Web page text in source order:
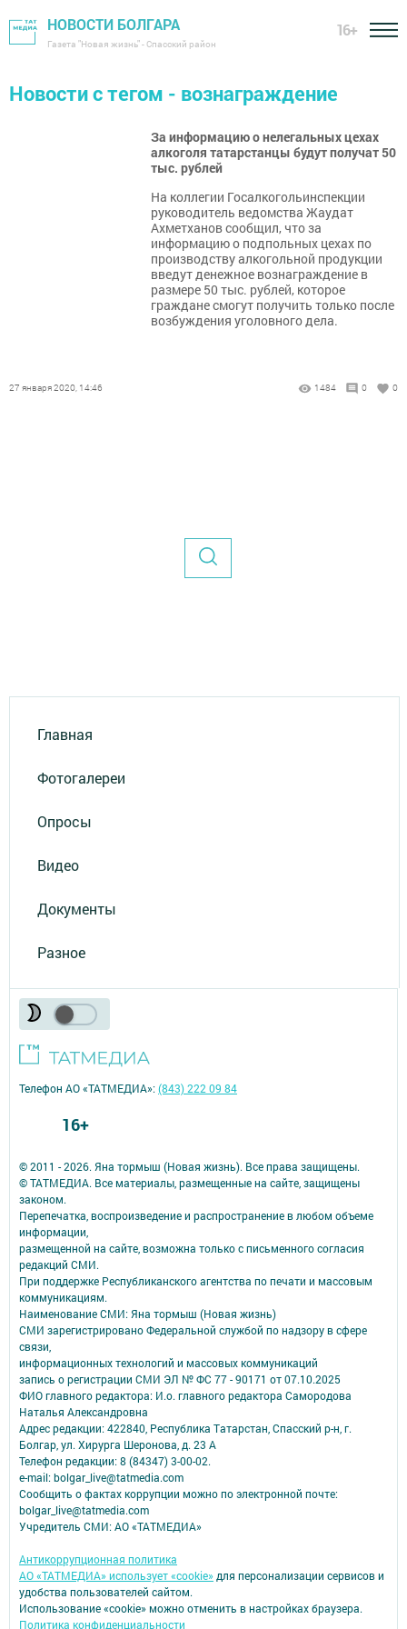
НОВОСТИ БОЛГАРА
Газета "Новая жизнь" - Спасский район
16+
Новости с тегом - вознаграждение
За информацию о нелегальных цехах
алкоголя татарстанцы будут получат 50
тыс. рублей
На коллегии Госалкогольинспекции
руководитель ведомства Жаудат
Ахметханов сообщил, что за
информацию о подпольных цехах по
производству алкогольной продукции
введут денежное вознаграждение в
размере 50 тыс. рублей, которое
граждане смогут получить только после
возбуждения уголовного дела.
27 января 2020, 14:46 1484 0 0
Главная
Фотогалереи
Опросы
Видео
Документы
Разное
© 2011 - 2026. Яна тормыш (Новая жизнь). Все права защищены.
© ТАТМЕДИА. Все материалы, размещенные на сайте, защищены
законом.
Перепечатка, воспроизведение и распространение в любом объеме
информации,
размещенной на сайте, возможна только с письменного согласия
редакций СМИ.
При поддержке Республиканского агентства по печати и массовым
коммуникациям.
Наименование СМИ: Яна тормыш (Новая жизнь)
СМИ зарегистрировано Федеральной службой по надзору в сфере
связи,
информационных технологий и массовых коммуникаций
запись о регистрации СМИ ЭЛ № ФС 77 - 90171 от 07.10.2025
ФИО главного редактора: И.о. главного редактора Самородова
Наталья Александровна
Адрес редакции: 422840, Республика Татарстан, Спасский р-н, г.
Болгар, ул. Хирурга Шеронова, д. 23 А
Телефон редакции: 8 (84347) 3-00-02.
e-mail: bolgar_live@tatmedia.com
Сообщить о фактах коррупции можно по электронной почте:
bolgar_live@tatmedia.com
Учредитель СМИ: АО «ТАТМЕДИА»
Антикоррупционная политика
АО «ТАТМЕДИА» использует «cookie»для персонализации сервисов и
удобства пользователей сайтом.
Использование «cookie» можно отменить в настройках браузера.
Политика конфиденциальности
Телефон АО «ТАТМЕДИА»:(843) 222 09 84
16+